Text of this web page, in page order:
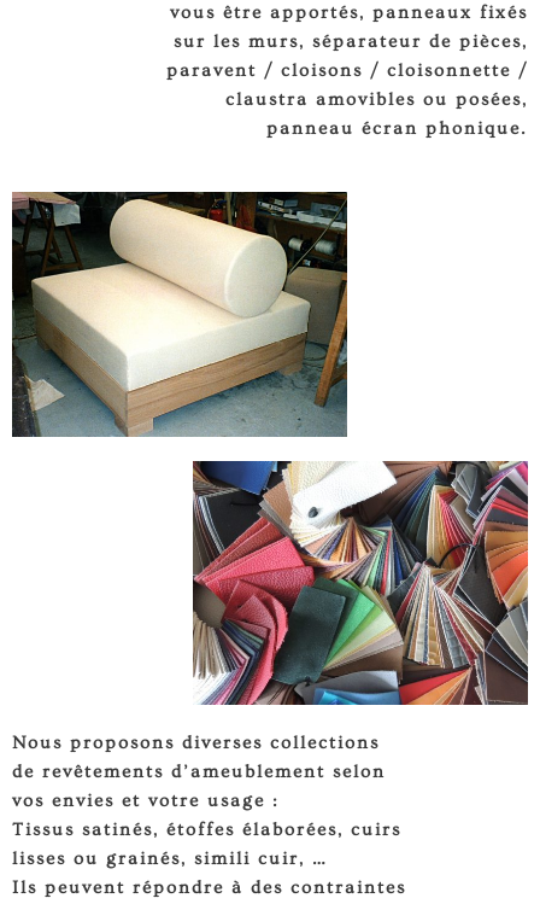
vous être apportés, panneaux fixés
sur les murs, séparateur de pièces,
paravent / cloisons / cloisonnette /
claustra amovibles ou posées,
panneau écran phonique.
Nous proposons diverses collections
de revêtements d’ameublement selon
vos envies et votre usage :
Tissus satinés, étoffes élaborées, cuirs
lisses ou grainés, simili cuir, …
Ils peuvent répondre à des contraintes